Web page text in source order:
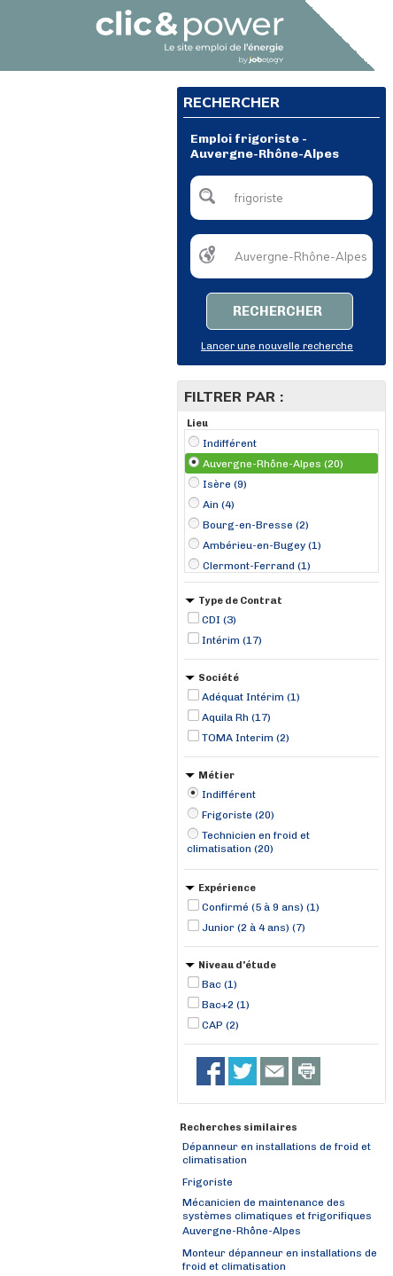
RECHERCHER
Emploi frigoriste -
Auvergne-Rhône-Alpes
RECHERCHER
Lancer une nouvelle recherche
FILTRER PAR :
Lieu
Indifférent
Auvergne-Rhône-Alpes (20)
Isère (9)
Ain (4)
Bourg-en-Bresse (2)
Ambérieu-en-Bugey (1)
Clermont-Ferrand (1)
Cluses (1)
Crolles (1)
Eybens (1)
Fontaine (1)
Type de Contrat
CDI (3)
Intérim (17)
Société
Adéquat Intérim (1)
Aquila Rh (17)
TOMA Interim (2)
Métier
Indifférent
Frigoriste (20)
Technicien en froid et
climatisation (20)
Expérience
Confirmé (5 à 9 ans) (1)
Junior (2 à 4 ans) (7)
Niveau d'étude
Bac (1)
Bac+2 (1)
CAP (2)
Recherches similaires
Dépanneur en installations de froid et
climatisation
Frigoriste
Mécanicien de maintenance des
systèmes climatiques et frigorifiques
Auvergne-Rhône-Alpes
Monteur dépanneur en installations de
froid et climatisation